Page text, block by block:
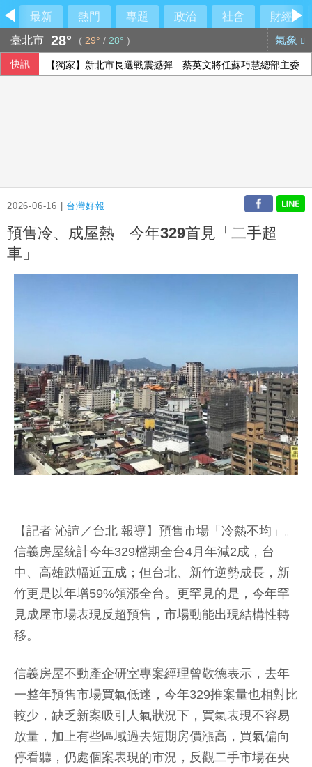
最新 熱門 專題 政治 社會
財經
臺北市 28° ( 29° / 28° ) 氣象
快訊 【獨家】新北市長選戰震撼彈 蔡英文將任蘇巧慧總部主委
2026-06-16 | 台灣好報
預售冷、成屋熱 今年329首見「二手超
車」
【記者 沁諠／台北 報導】預售市場「冷熱不均」。
信義房屋統計今年329檔期全台4月年減2成，台
中、高雄跌幅近五成；但台北、新竹逆勢成長，新
竹更是以年增59%領漲全台。更罕見的是，今年罕
見成屋市場表現反超預售，市場動能出現結構性轉
移。
信義房屋不動產企研室專案經理曾敬德表示，去年
一整年預售市場買氣低迷，今年329推案量也相對比
較少，缺乏新案吸引人氣狀況下，買氣表現不容易
放量，加上有些區域過去短期房價漲高，買氣偏向
停看聽，仍處個案表現的市況，反觀二手市場在央